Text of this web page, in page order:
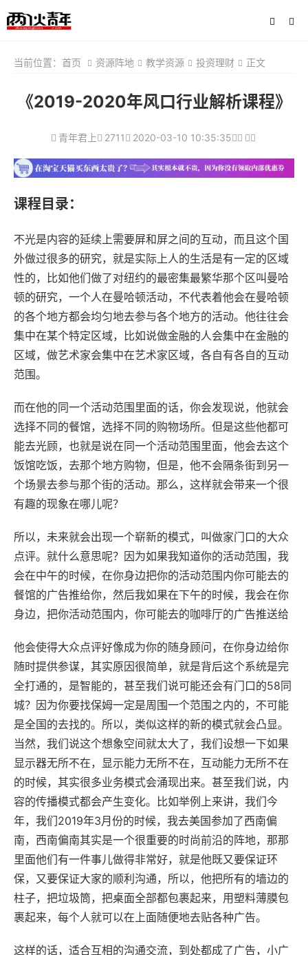
当前位置： 首页 资源阵地 教学资源 投资理财 正文
《2019-2020年风口行业解析课程》
青年君上 2711 2020-03-10 10:35:35
课程目录：
不光是内容的延续上需要屏和屏之间的互动，而且这个国
外做过很多的研究，就是实际上人的生活是有一定的区域
性的，比如他们做了对纽约的最密集最繁华那个区叫曼哈
顿的研究，一个人在曼哈顿活动，不代表着他会在曼哈顿
的各个地方都会均匀地去参与各个地方的活动。他往往会
集中在某个特定区域，比如说做金融的人会集中在金融的
区域，做艺术家会集中在艺术家区域，各自有各自的互动
范围。
而在他的同一个活动范围里面的话，你会发现说，他就会
选择不同的餐馆，选择不同的购物场所。但是这些他都可
能去光顾，也就是说在同一个活动范围里面，他会去这个
饭馆吃饭，去那个地方购物，但是，他不会隔条街到另一
个场景去参与那个街的活动。那么，这样就会带来一个很
有趣的现象在哪儿呢？
所以，未来就会出现一个崭新的模式，叫做家门口的大众
点评。就什么意思呢？因为如果我知道你的活动范围，我
会在中午的时候，在你身边把你的活动范围内你可能去的
餐馆的广告推给你，然后我如果在下午的时候，我会在你
身边，把你活动范围内，你可能去的咖啡厅的广告推送给
他会使得大众点评好像成为你的随身顾问，在你身边给你
随时提供参谋，其实原因很简单，就是背后这个系统是完
全打通的，是智能的，甚至我们说可能还会有门口的58同
城？因为你要找保姆一定是周围一个范围之内的，不可能
是全国的去找的。所以，类似这样的新的模式就会凸显。
当然，我们说这个想象空间就太大了，我们设想一下如果
显示器无所不在，显示能力无所不在，互动能力无所不在
的时候，其实很多业务模式会涌现出来。甚至我们说，内
容的传播模式都会产生变化。比如举例上来讲，我们今
年，我们2019年3月份的时候，我去美国参加了西南偏
南，西南偏南其实是一个很重要的时尚前沿的阵地，那那
里面他们有一件事儿做得非常好，就是他既又要保证环
保，又要保证大家的顺利沟通，所以，他把所有的墙边的
柱子，把垃圾筒，把桌面全部都包裹起来，用塑料薄膜包
裹起来，每个人就可以在上面随便地去贴各种广告。
这样的话，适合互相的沟通交流，到处都成了广告，小广